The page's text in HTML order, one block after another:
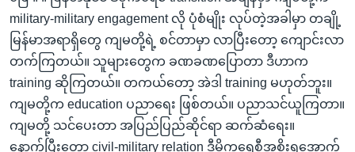
military-military engagement လို ပုံစံမျိုး လုပ်တဲ့အခါမှာ တချို့
မြန်မာအရာရှိတွေ ကျမတို့ရဲ့ စင်တာမှာ လာပြီးတော့ ကျောင်းလာ
တက်ကြတယ်။ သူများတွေက ခဏခဏပြောတာ ဒီဟာက
training ဆိုကြတယ်။ တကယ်တော့ အဲဒါ training မဟုတ်ဘူး။
ကျမတို့က education ပညာရေး ဖြစ်တယ်။ ပညာသင်ယူကြတာ။
ကျမတို့ သင်ပေးတာ အပြည်ပြည်ဆိုင်ရာ ဆက်ဆံရေး။
နောက်ပြီးတော့ civil-military relation ဒီမိုကရေစီအစိုးရအောက်